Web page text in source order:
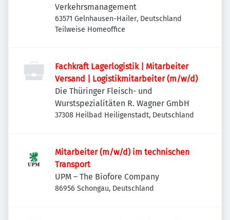
Verkehrsmanagement
63571 Gelnhausen-Hailer, Deutschland
Teilweise Homeoffice
Fachkraft Lagerlogistik | Mitarbeiter
Versand | Logistikmitarbeiter (m/w/d)
Die Thüringer Fleisch- und
Wurstspezialitäten R. Wagner GmbH
37308 Heilbad Heiligenstadt, Deutschland
Mitarbeiter (m/w/d) im technischen
Transport
UPM – The Biofore Company
86956 Schongau, Deutschland